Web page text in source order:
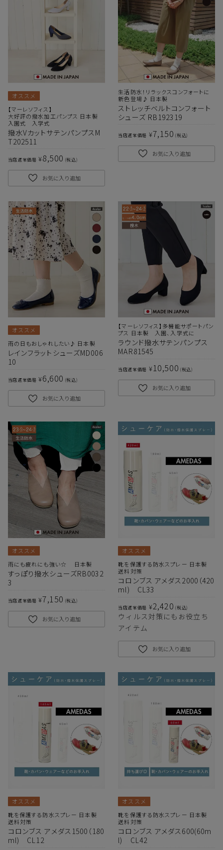
オススメ
【マーレソフィス】
大好評の撥水加工パンプス 日本製
入園式 入学式
撥水VカットサテンパンプスM
T202511
当店通常価格 ¥8,500 税込
お気に入り追加
生活防水！リラックスコンフォートに
新色登場♪ 日本製
ストレッチベルトコンフォート
シューズ RB192319
当店通常価格 ¥7,150 税込
お気に入り追加
オススメ
雨の日もおしゃれしたい♪ 日本製
レインフラットシューズMD006
10
当店通常価格 ¥6,600 税込
お気に入り追加
【マーレソフィス】多機能サポートパン
プス 日本製 入園、入学式に
ラウンド撥水サテンパンプス
MAR81545
当店通常価格 ¥10,500 税込
お気に入り追加
オススメ
雨にも疲れにも強い☆ 日本製
すっぽり撥水シューズRB0032
3
当店通常価格 ¥7,150 税込
お気に入り追加
オススメ
靴を保護する防水スプレー 日本製
送料対策
コロンブス アメダス2000（420
ml) CL33
当店通常価格 ¥2,420 税込
ウィルス対策にもお役立ち
アイテム
お気に入り追加
オススメ
靴を保護する防水スプレー 日本製
送料対策
コロンブス アメダス1500（180
ml) CL12
オススメ
靴を保護する防水スプレー 日本製
送料対策
コロンブス アメダス600(60m
l) CL42